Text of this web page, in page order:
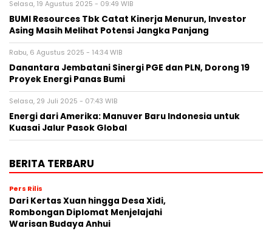
Selasa, 19 Agustus 2025 - 09:49 WIB
BUMI Resources Tbk Catat Kinerja Menurun, Investor
Asing Masih Melihat Potensi Jangka Panjang
Rabu, 6 Agustus 2025 - 14:34 WIB
Danantara Jembatani Sinergi PGE dan PLN, Dorong 19
Proyek Energi Panas Bumi
Selasa, 29 Juli 2025 - 07:43 WIB
Energi dari Amerika: Manuver Baru Indonesia untuk
Kuasai Jalur Pasok Global
BERITA TERBARU
Pers Rilis
Dari Kertas Xuan hingga Desa Xidi,
Rombongan Diplomat Menjelajahi
Warisan Budaya Anhui